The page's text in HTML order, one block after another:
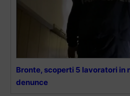
Bronte, scoperti 5 lavoratori in
denunce